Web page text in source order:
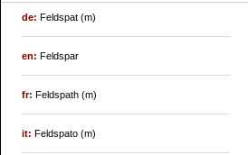
de: Feldspat (m)
en: Feldspar
fr: Feldspath (m)
it: Feldspato (m)